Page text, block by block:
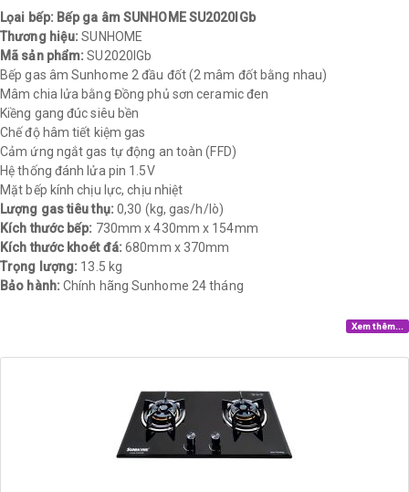
Lọai bếp: Bếp ga âm SUNHOME SU2020IGb
Thương hiệu: SUNHOME
Mã sản phẩm: SU2020IGb
Bếp gas âm Sunhome 2 đầu đốt (2 mâm đốt bằng nhau)
Mâm chia lửa bằng Đồng phủ sơn ceramic đen
Kiềng gang đúc siêu bền
Chế độ hâm tiết kiệm gas
Cảm ứng ngắt gas tự động an toàn (FFD)
Hệ thống đánh lửa pin 1.5V
Mặt bếp kính chịu lực, chịu nhiệt
Lượng gas tiêu thụ: 0,30 (kg, gas/h/lò)
Kích thước bếp: 730mm x 430mm x 154mm
Kích thước khoét đá:680mm x 370mm
Trọng lượng: 13.5 kg
Bảo hành: Chính hãng Sunhome 24 tháng​
Xem thêm...